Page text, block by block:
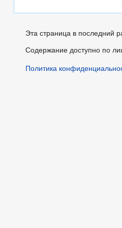
Эта страница в последний
Содержание доступно по
Политика